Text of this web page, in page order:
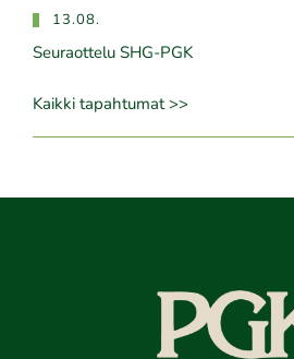
13.08.
Seuraottelu SHG-PGK
Kaikki tapahtumat >>